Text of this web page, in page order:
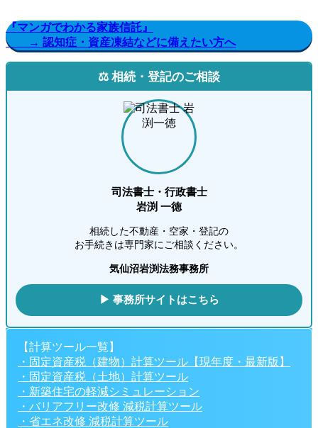
『マンガでわかる家族信託』
→ 認知症・資産凍結などに備えたい方へ
⚖️ 相続・登記のご相談
司法書士・行政書士
岩渕 一徳
相続した不動産・空家・登記の
お手続きは専門家にご相談ください。
気仙沼岩渕法務事務所
▶ 事務所サイトはこちら
【計算ツール一覧】
・固定資産税（建物）計算ツール【現年度・最新版】
・固定資産税（土地）計算ツール
・新築住宅の軽減シミュレーション
・バリアフリー改修 減税計算ツール
・省エネ改修 減税計算ツール